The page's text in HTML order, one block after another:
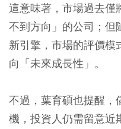
這意味著，市場過去僅
不到方向」的公司；但
新引擎，市場的評價模
向「未來成長性」。
不過，葉育碩也提醒，
機，投資人仍需留意近